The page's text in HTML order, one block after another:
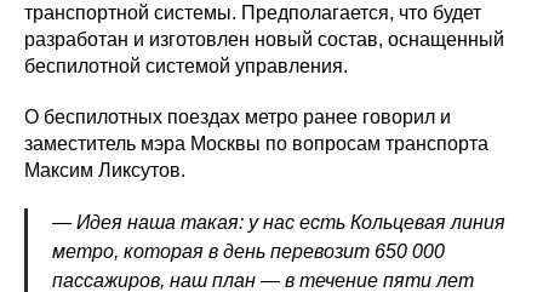
транспортной системы. Предполагается, что будет
разработан и изготовлен новый состав, оснащенный
беспилотной системой управления.
О беспилотных поездах метро ранее говорил и
заместитель мэра Москвы по вопросам транспорта
Максим Ликсутов.
— Идея наша такая: у нас есть Кольцевая линия
метро, которая в день перевозит 650 000
пассажиров, наш план — в течение пяти лет
© 2015-2026 НАУРР. Все права защищены. При использовании материалов
ссылка на ROBOTUNION.RU — обязательна
При использовании материалов ссылка на ROBOTUNION.RU — обязательна